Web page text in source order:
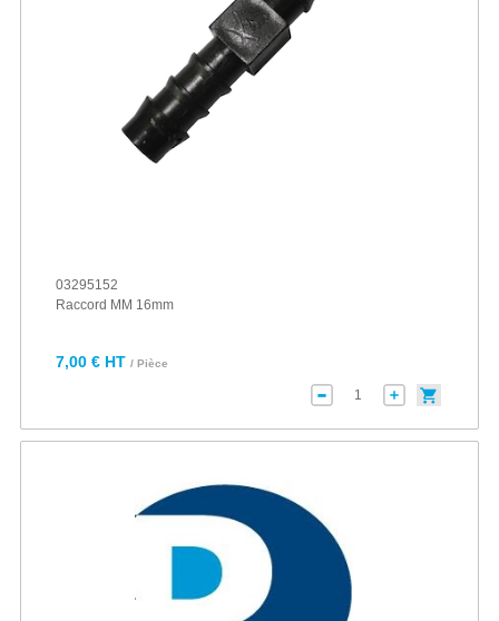
03295152
Raccord MM 16mm
7,00 € HT / Pièce